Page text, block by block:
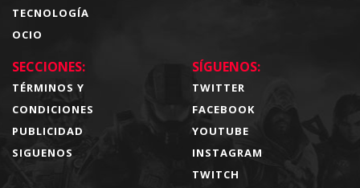
TECNOLOGÍA
OCIO
SECCIONES:
TÉRMINOS Y
CONDICIONES
PUBLICIDAD
SIGUENOS
SÍGUENOS:
TWITTER
FACEBOOK
YOUTUBE
INSTAGRAM
TWITCH